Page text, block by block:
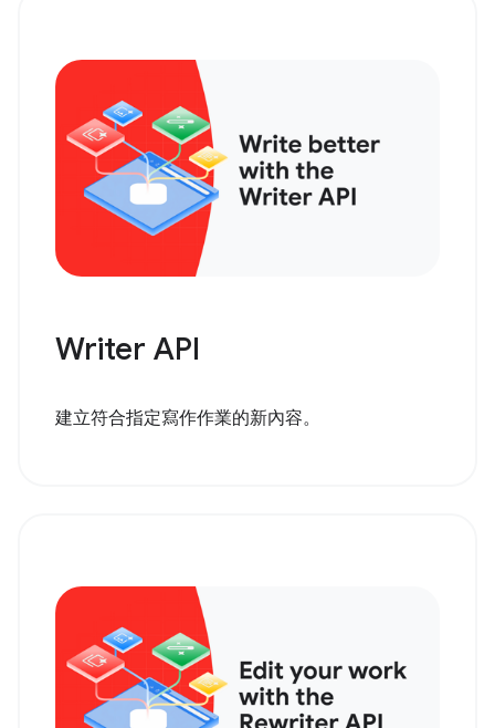
Writer API
建立符合指定寫作作業的新內容。